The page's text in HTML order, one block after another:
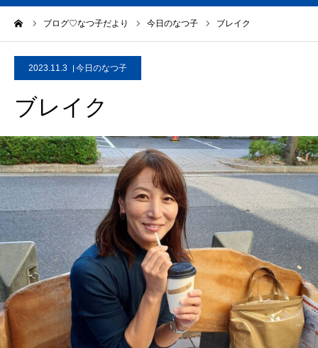
ブログ♡なつ子だより 今日のなつ子 ブレイク
2023.11.3 今日のなつ子
ブレイク